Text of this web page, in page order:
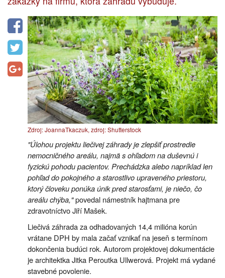
Zdroj: JoannaTkaczuk, zdroj: Shutterstock
"Úlohou projektu liečivej záhrady je zlepšiť prostredie
nemocničného areálu, najmä s ohľadom na duševnú i
fyzickú pohodu pacientov. Prechádzka alebo napríklad len
pohľad do pokojného a starostlivo upraveného priestoru,
ktorý človeku ponúka únik pred starosťami, je niečo, čo
areálu chýba,"povedal námestník hajtmana pre
zdravotníctvo Jiří Mašek.
Liečivá záhrada za odhadovaných 14,4 milióna korún
vrátane DPH by mala začať vznikať na jeseň s termínom
dokončenia budúci rok. Autorom projektovej dokumentácie
je architektka Jitka Peroutka Ullwerová. Projekt má vydané
stavebné povolenie.